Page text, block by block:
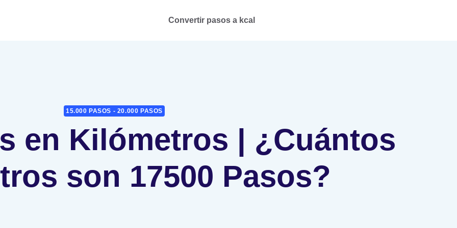
Convertir pasos a kcal
15.000 PASOS - 20.000 PASOS
en Kilómetros | ¿Cuántos
son 17500 Pasos?